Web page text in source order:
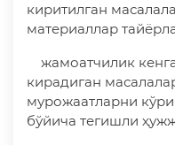
киритилган
материаллар
жамоатчилик
кирадиган
мурожаатларни
бўйича тегишли